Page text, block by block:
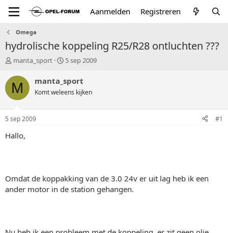
Aanmelden Registreren
Omega
hydrolische koppeling R25/R28 ontluchten ???
T
p
i
a
r
manta_sport
S
a
t
5 sep 2009
M manta_sport
Komt weleens kijken
5 sep 2009 #1
Hallo,
Omdat de koppakking van de 3.0 24v er uit lag heb ik een
ander motor in de station gehangen.